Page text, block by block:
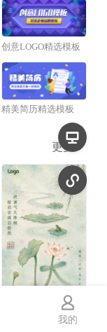
创意LOGO精选模板
精美简历精选模板
更多
中国风三伏天祝福宣传手机海报
我的